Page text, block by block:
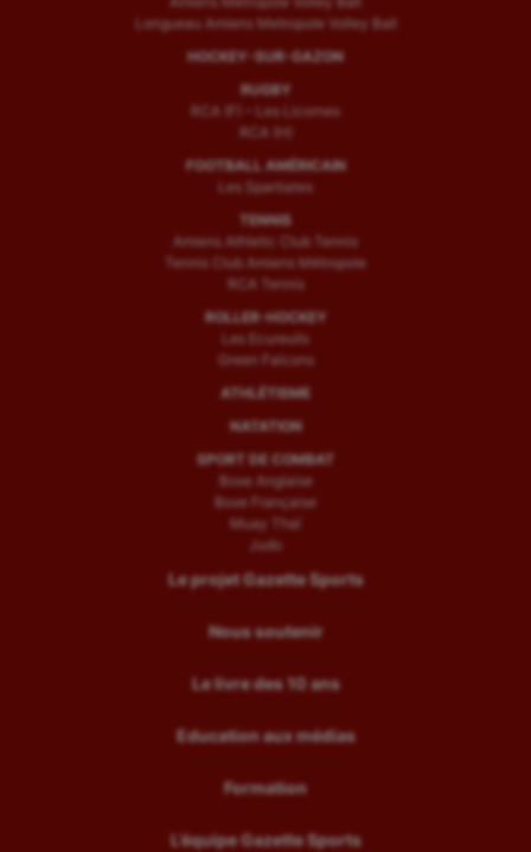
Longueau Amiens Metropole Volley Ball
HOCKEY-SUR-GAZON
RUGBY
RCA (F) – Les Licornes
RCA (H)
FOOTBALL AMÉRICAIN
Les Spartiates
TENNIS
Amiens Athletic Club Tennis
Tennis Club Amiens Métropole
RCA Tennis
ROLLER-HOCKEY
Les Ecureuils
Green Falcons
ATHLÉTISME
NATATION
SPORT DE COMBAT
Boxe Anglaise
Boxe Française
Muay Thaï
Judo
Le projet Gazette Sports
Nous soutenir
Le livre des 10 ans
Education aux médias
Formation
L’équipe Gazette Sports